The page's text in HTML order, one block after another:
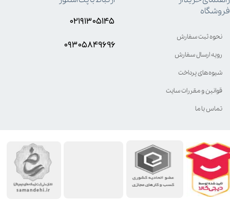
فروشگاه
نحوه ثبت سفارش
رویه ارسال سفارش
شیوه‌های پرداخت
قوانین و مقررات سایت
تماس با ما
۰۲۱۹۱۳۰۵۱۴۵
۰۹۳۰۵8۴9696